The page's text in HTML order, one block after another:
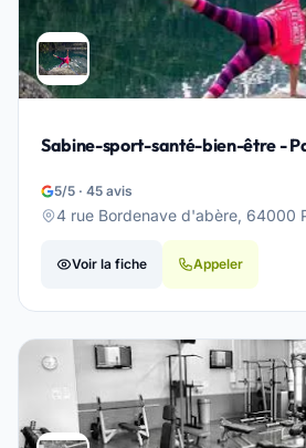
Sabine-sport-santé-bien-être -
5/5 · 45 avis
4 rue Bordenave d'abère, 64000
Voir la fiche Appeler